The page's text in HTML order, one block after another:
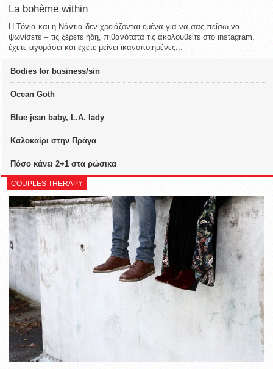
La bohème within
Η Τόνια και η Νάντια δεν χρειάζονται εμένα για να σας πείσω να
ψωνίσετε – τις ξέρετε ήδη, πιθανότατα τις ακολουθείτε στο instagram,
έχετε αγοράσει και έχετε μείνει ικανοποιημένες...
Bodies for business/sin
Ocean Goth
Blue jean baby, L.A. lady
Καλοκαίρι στην Πράγα
Πόσο κάνει 2+1 στα ρώσικα
COUPLES THERAPY